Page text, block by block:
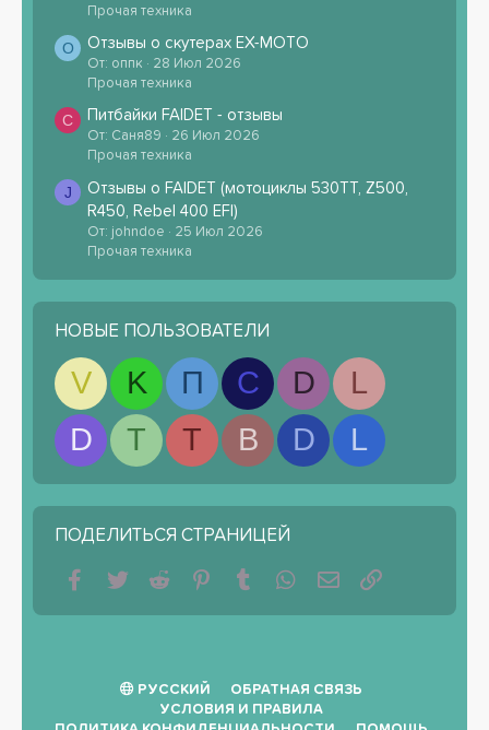
Прочая техника
О Отзывы о скутерах EX-MOTO
От: оппк
28 Июл 2026
Прочая техника
С Питбайки FAIDET - отзывы
От: Саня89
26 Июл 2026
Прочая техника
J
Отзывы о FAIDET (мотоциклы 530TT, Z500,
R450, Rebel 400 EFI)
От: johndoe
25 Июл 2026
Прочая техника
НОВЫЕ ПОЛЬЗОВАТЕЛИ
V K П С D
L
D
T T B D L
ПОДЕЛИТЬСЯ СТРАНИЦЕЙ
Facebook
Twitter Reddit PinterestTumblr WhatsAppЭлектронная почта
РУССКИЙ
ОБРАТНАЯ СВЯЗЬ
УСЛОВИЯ И ПРАВИЛА